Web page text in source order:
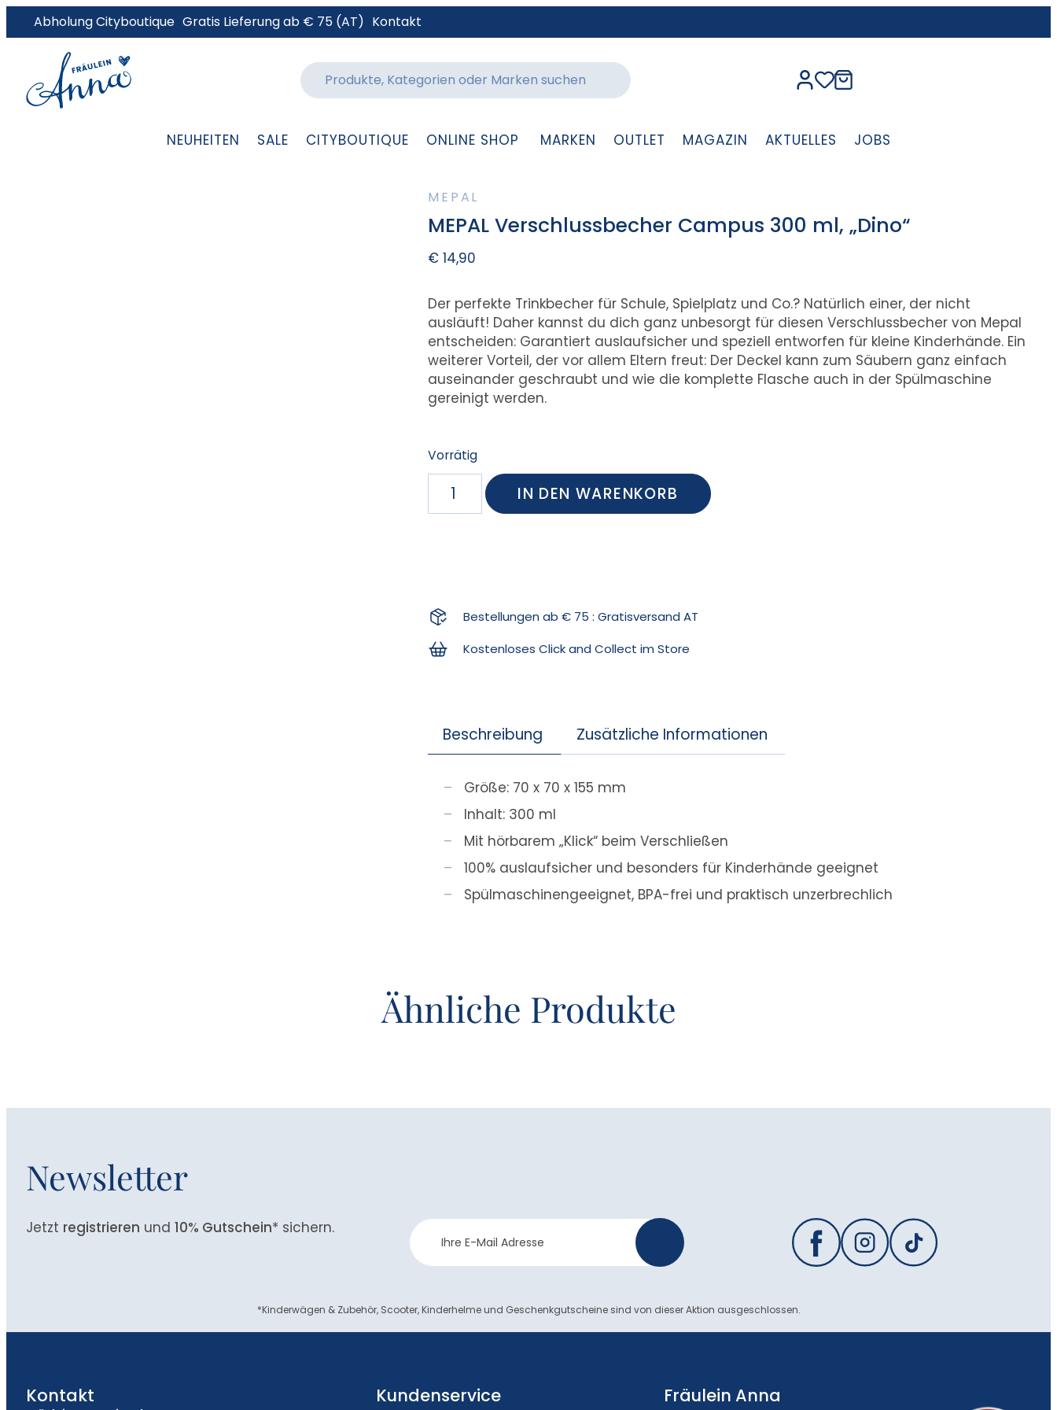
Abholung Cityboutique Gratis Lieferung ab € 75 (AT) Kontakt
NEUHEITEN SALE CITYBOUTIQUE ONLINE SHOP MARKEN OUTLET MAGAZIN AKTUELLES JOBS
MEPAL
MEPAL Verschlussbecher Campus 300 ml, „Dino“
€ 14,90
Der perfekte Trinkbecher für Schule, Spielplatz und Co.? Natürlich einer, der nicht
ausläuft! Daher kannst du dich ganz unbesorgt für diesen Verschlussbecher von Mepal
entscheiden: Garantiert auslaufsicher und speziell entworfen für kleine Kinderhände. Ein
weiterer Vorteil, der vor allem Eltern freut: Der Deckel kann zum Säubern ganz einfach
auseinander geschraubt und wie die komplette Flasche auch in der Spülmaschine
gereinigt werden.
Vorrätig
IN DEN WARENKORB
Bestellungen ab € 75 : Gratisversand AT
Kostenloses Click and Collect im Store
Beschreibung Zusätzliche Informationen
Größe: 70 x 70 x 155 mm
Inhalt: 300 ml
Mit hörbarem „Klick“ beim Verschließen
100% auslaufsicher und besonders für Kinderhände geeignet
Spülmaschinengeeignet, BPA-frei und praktisch unzerbrechlich
Ähnliche Produkte
Newsletter
Jetzt registrieren und 10% Gutschein* sichern.
Newsletter
Anmeldung
*Kinderwägen & Zubehör, Scooter, Kinderhelme und Geschenkgutscheine sind von dieser Aktion ausgeschlossen.
Kontakt Kundenservice Fräulein Anna